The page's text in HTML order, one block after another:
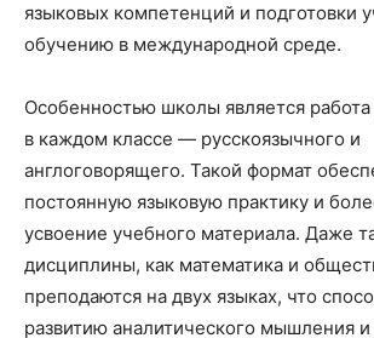
языковых компетенций и подготовки
обучению в международной среде.
Особенностью школы является работа
в каждом классе — русскоязычного и
англоговорящего. Такой формат
постоянную языковую практику и
усвоение учебного материала. Даже
дисциплины, как математика и
преподаются на двух языках, что
развитию аналитического мышления